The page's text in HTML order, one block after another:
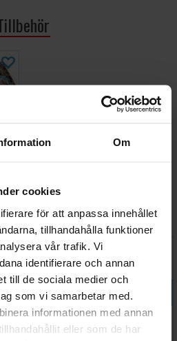
Om
cookies
för att anpassa innehållet
tillhandahålla funktioner
vår trafik. Vi
identifierare och annan
till de sociala medier och
som vi samarbetar med.
informationen med annan
eller som de har
huvudspel för att kunna spelas
också
Köp
Hero Realms
Character
Köp
Hero Realms
Character